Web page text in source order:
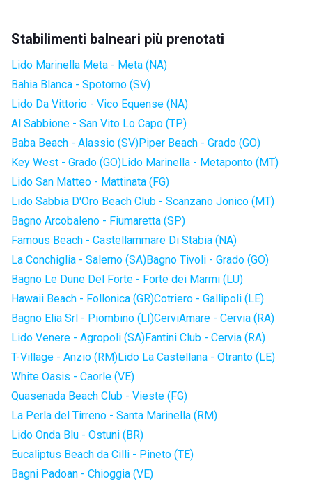
Stabilimenti balneari più prenotati
Lido Marinella Meta - Meta (NA)
Bahia Blanca - Spotorno (SV)
Lido Da Vittorio - Vico Equense (NA)
Al Sabbione - San Vito Lo Capo (TP)
Baba Beach - Alassio (SV)Piper Beach - Grado (GO)
Key West - Grado (GO)Lido Marinella - Metaponto (MT)
Lido San Matteo - Mattinata (FG)
Lido Sabbia D'Oro Beach Club - Scanzano Jonico (MT)
Bagno Arcobaleno - Fiumaretta (SP)
Famous Beach - Castellammare Di Stabia (NA)
La Conchiglia - Salerno (SA)Bagno Tivoli - Grado (GO)
Bagno Le Dune Del Forte - Forte dei Marmi (LU)
Hawaii Beach - Follonica (GR)Cotriero - Gallipoli (LE)
Bagno Elia Srl - Piombino (LI)CerviAmare - Cervia (RA)
Lido Venere - Agropoli (SA)Fantini Club - Cervia (RA)
T-Village - Anzio (RM)Lido La Castellana - Otranto (LE)
White Oasis - Caorle (VE)
Quasenada Beach Club - Vieste (FG)
La Perla del Tirreno - Santa Marinella (RM)
Lido Onda Blu - Ostuni (BR)
Eucaliptus Beach da Cilli - Pineto (TE)
Bagni Padoan - Chioggia (VE)